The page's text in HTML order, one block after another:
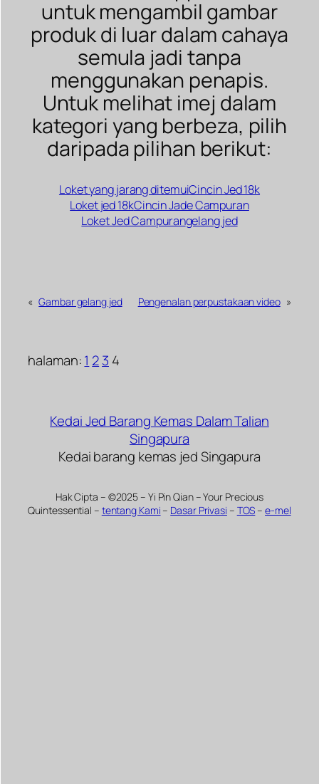
untuk mengambil gambar
produk di luar dalam cahaya
semula jadi tanpa
menggunakan penapis.
Untuk melihat imej dalam
kategori yang berbeza, pilih
daripada pilihan berikut:
Loket yang jarang ditemuiCincin Jed 18k
Loket jed 18kCincin Jade Campuran
Loket Jed Campurangelang jed
« Gambar gelang jed Pengenalan perpustakaan video »
halaman:1 23 4
Kedai Jed Barang Kemas Dalam Talian
Singapura
Kedai barang kemas jed Singapura
Hak Cipta – ©2025 – Yi Pin Qian – Your Precious
Quintessential – tentang Kami – Dasar Privasi – TOS –e-mel